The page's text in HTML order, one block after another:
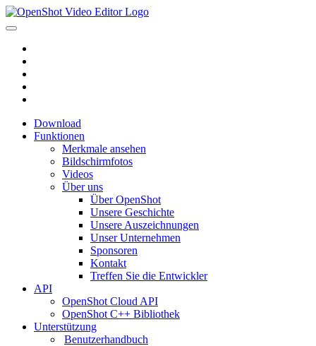
Download
Funktionen
Merkmale ansehen
Bildschirmfotos
Videos
Über uns
Über OpenShot
Unsere Geschichte
Unsere Auszeichnungen
Unser Unternehmen
Sponsoren
Kontakt
Treffen Sie die Entwickler
API
OpenShot Cloud API
OpenShot C++ Bibliothek
Unterstützung
Benutzerhandbuch